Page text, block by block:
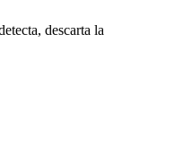
descarta la